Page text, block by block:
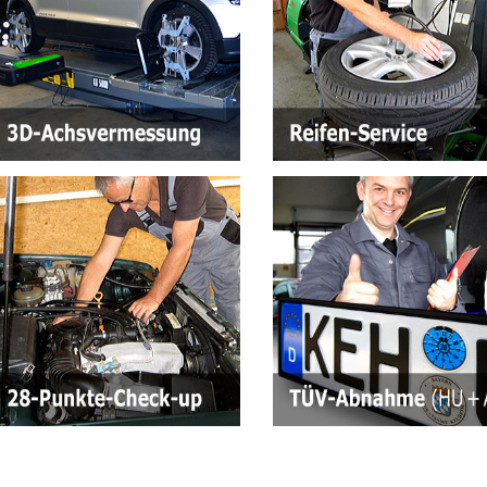
Klimaanlagen-Service
Steinschlag-Reparatur
28-Punkte-Check
TÜV
Gratis-Lichttest